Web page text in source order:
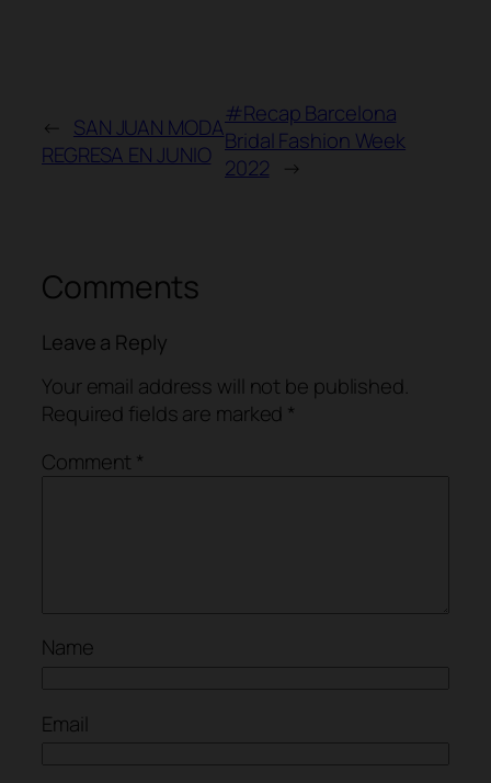
←
SAN JUAN MODA
REGRESA EN JUNIO
#Recap Barcelona
Bridal Fashion Week
2022
→
Comments
Leave a Reply
Your email address will not be published.
Required fields are marked *
Comment *
Name
Email